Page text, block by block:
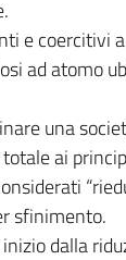
e coercitivi a
ad atomo
una
ai
sfinimento.
dalla